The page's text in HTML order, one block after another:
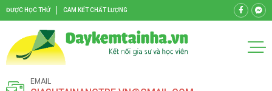
ĐƯỢC HỌC THỬ CAM KẾT CHẤT LƯỢNG
EMAIL